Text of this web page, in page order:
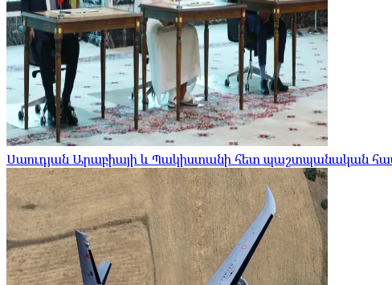
Սաուդյան Արաբիայի և Պակիստանի հետ պաշտպանական